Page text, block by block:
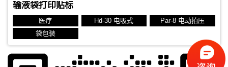
输液袋打印贴标
医疗 Hd-30 电吸式
Par-8 电动拍压
袋包装